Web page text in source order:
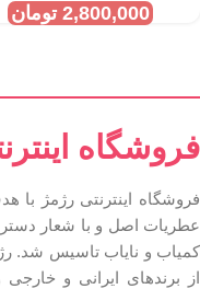
2,800,000 تومان
فروشگاه
فروشگاه اینترنتی رژمژ
عطریات اصل و با شعار
کمیاب و نایاب تاسیس شد.
از برندهای ایرانی و خارجی